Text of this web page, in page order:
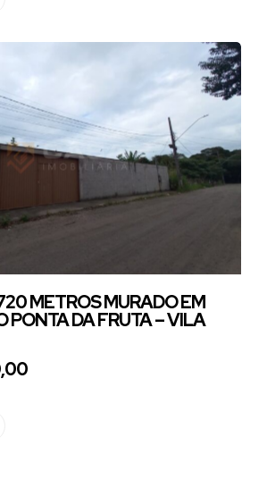
METROS MURADO EM
PONTA DA FRUTA – VILA